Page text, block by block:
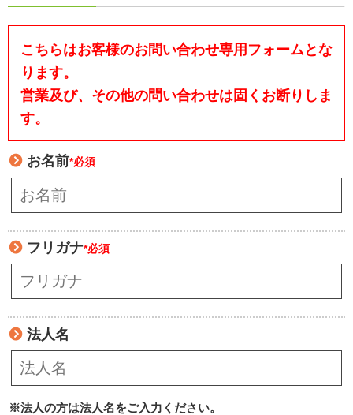
こちらはお客様のお問い合わせ専用フォームとな
ります。
営業及び、その他の問い合わせは固くお断りしま
す。
お名前*必須
フリガナ*必須
法人名
※法人の方は法人名をご入力ください。